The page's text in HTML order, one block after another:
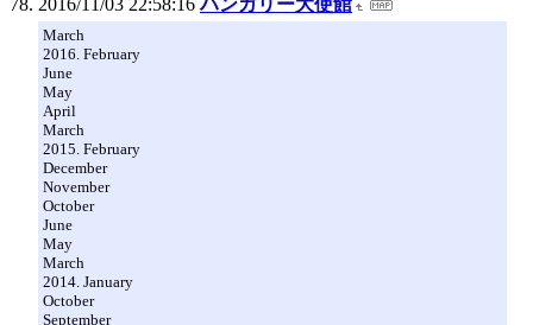
March
2016. February
June
May
April
March
2015. February
December
November
October
June
May
March
2014. January
October
September